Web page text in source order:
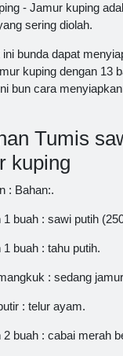
- Jamur kuping
sering diolah.
bunda dapat
kuping dengan 13
bun cara
Tumis
kuping
: Bahan:.
1 buah : sawi putih
1 buah : tahu putih.
: sedang
: telur ayam.
2 buah : cabai merah